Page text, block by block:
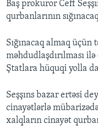
Baş prokuror Ceff
qurbanlarının
Sığınacaq almaq
məhdudlaşdırılması
Ştatlara hüquqi yolla
Seşşıns bazar ertəsi
cinayətlərlə
xalqların cinayət